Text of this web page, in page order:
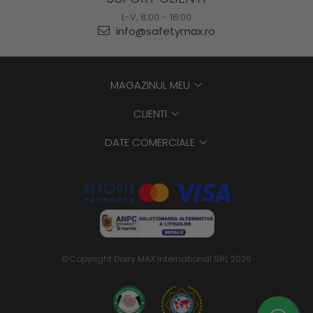
L-V, 8:00 - 16:00
info@safetymax.ro
MAGAZINUL MEU
CLIENTI
DATE COMERCIALE
©Copyright Dairy MAX International SRL 2026